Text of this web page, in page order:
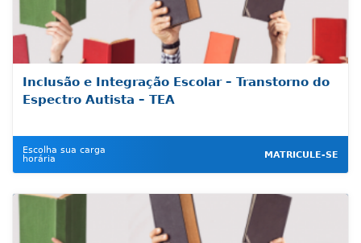
Inclusão e Integração Escolar – Transtorno do
Espectro Autista – TEA
Escolha sua carga
horária
MATRICULE-SE